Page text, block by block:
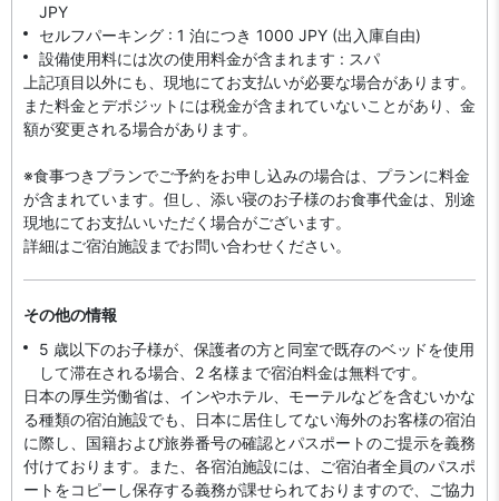
JPY
セルフパーキング : 1 泊につき 1000 JPY (出入庫自由)
設備使用料には次の使用料金が含まれます : スパ
上記項目以外にも、現地にてお支払いが必要な場合があります。
また料金とデポジットには税金が含まれていないことがあり、金
額が変更される場合があります。
※食事つきプランでご予約をお申し込みの場合は、プランに料金
が含まれています。但し、添い寝のお子様のお食事代金は、別途
現地にてお支払いいただく場合がございます。
詳細はご宿泊施設までお問い合わせください。
その他の情報
5 歳以下のお子様が、保護者の方と同室で既存のベッドを使用
して滞在される場合、2 名様まで宿泊料金は無料です。
日本の厚生労働省は、インやホテル、モーテルなどを含むいかな
る種類の宿泊施設でも、日本に​居住してない海外のお客様の宿泊
に際し、国籍および旅券番号の確認とパスポートのご提示を義務
付け​ております。また、各宿泊施設には、ご宿泊者全員のパスポ
ートをコピーし保存する義務が課せられておりますの​で、ご協力